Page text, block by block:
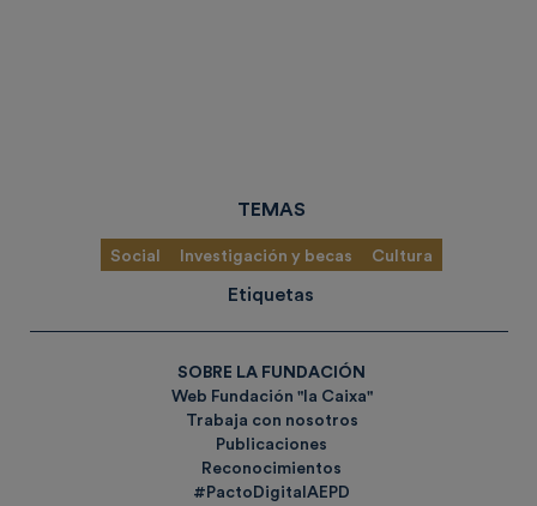
TEMAS
Social Investigación y becas Cultura
Etiquetas
SOBRE LA FUNDACIÓN
Web Fundación "la Caixa"
Trabaja con nosotros
Publicaciones
Reconocimientos
#PactoDigitalAEPD